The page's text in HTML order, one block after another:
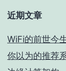
近期文章
WiFi的前世今
你以为的推荐